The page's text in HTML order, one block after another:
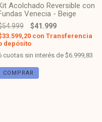
Acolchado Reversible con
Venecia - Beige
$41.999
con Transferencia
depósito
cuotas sin interés de $6.999,83
COMPRAR